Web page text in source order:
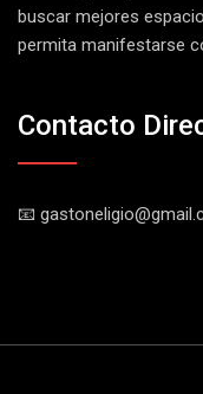
buscar mejores
permita manifestarse
Contacto
📧